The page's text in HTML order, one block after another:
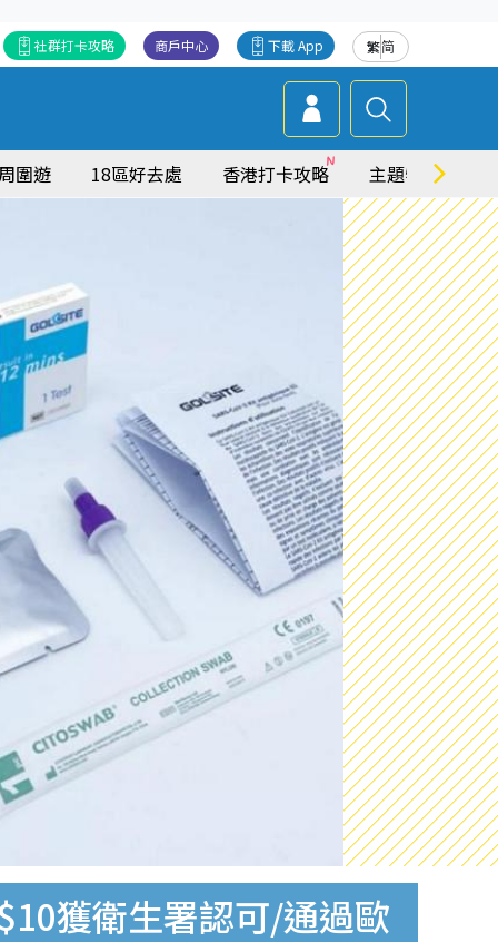
繁简
下載 App
商戶中心
社群打卡攻略
圍遊 18區好去處 香港打卡攻略 主題特集
獲衛生署認可/通過歐